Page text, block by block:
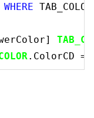
WHERE
.ColorCD =